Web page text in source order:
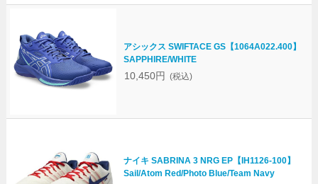
アシックス SWIFTACE GS【1064A022.400】
SAPPHIRE/WHITE
10,450円 (税込)
ナイキ SABRINA 3 NRG EP【IH1126-100】
Sail/Atom Red/Photo Blue/Team Navy